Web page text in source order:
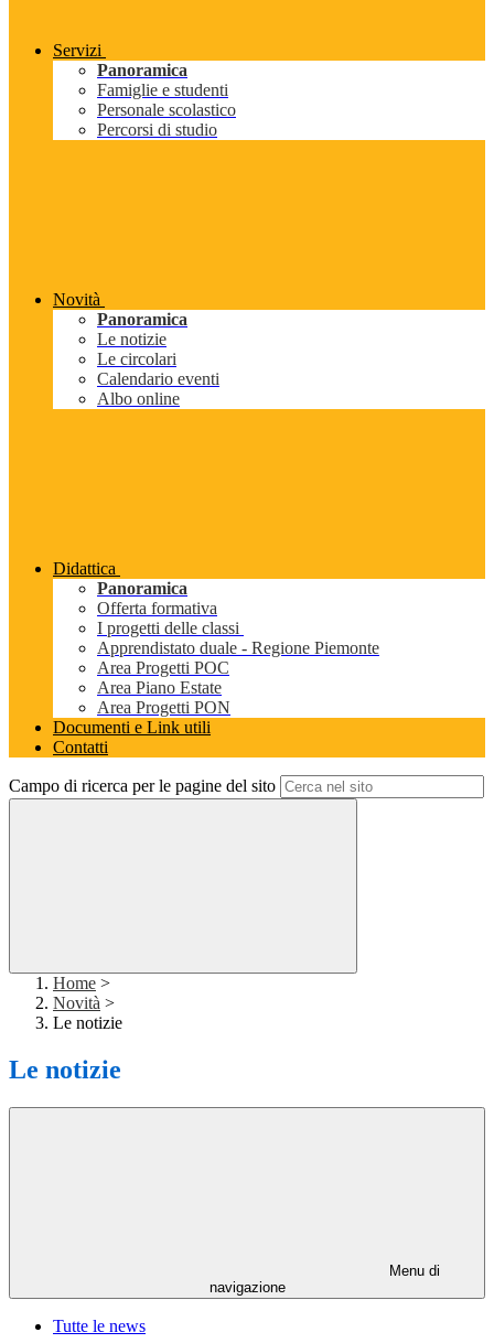
Servizi
Panoramica
Famiglie e studenti
Personale scolastico
Percorsi di studio
Novità
Panoramica
Le notizie
Le circolari
Calendario eventi
Albo online
Didattica
Panoramica
Offerta formativa
I progetti delle classi
Apprendistato duale - Regione Piemonte
Area Progetti POC
Area Piano Estate
Area Progetti PON
Documenti e Link utili
Contatti
Campo di ricerca per le pagine del sito
Home >
Novità >
Le notizie
Le notizie
Menu di
navigazione
Tutte le news